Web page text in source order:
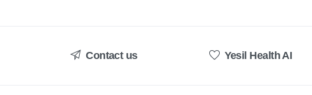
Contact us Yesil Health AI